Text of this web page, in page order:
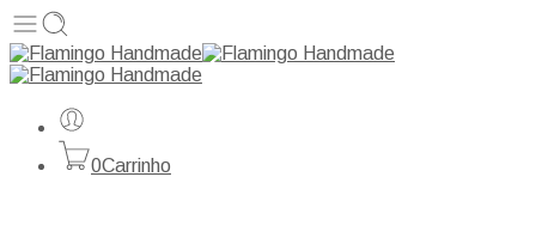
0Carrinho